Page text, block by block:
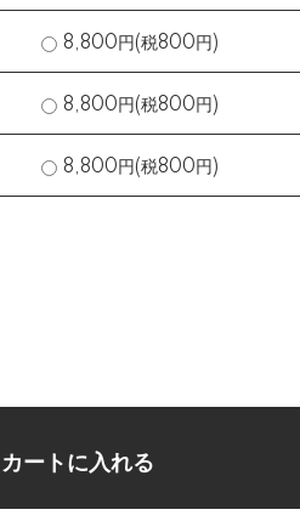
8,800円(税800円)
8,800円(税800円)
8,800円(税800円)
カートに入れる